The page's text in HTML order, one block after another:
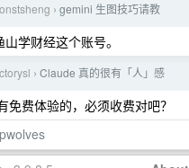
› gemini 生图技巧请教
学财经这个账号。
› Claude 真的很有「人」感
免费体验的，必须收费对吧？